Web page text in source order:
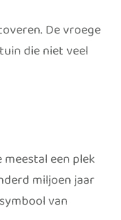
De vroege
die niet veel
een plek
miljoen jaar
van